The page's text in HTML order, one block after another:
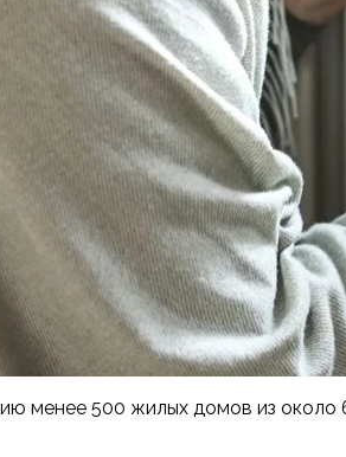
менее 500 жилых домов из около